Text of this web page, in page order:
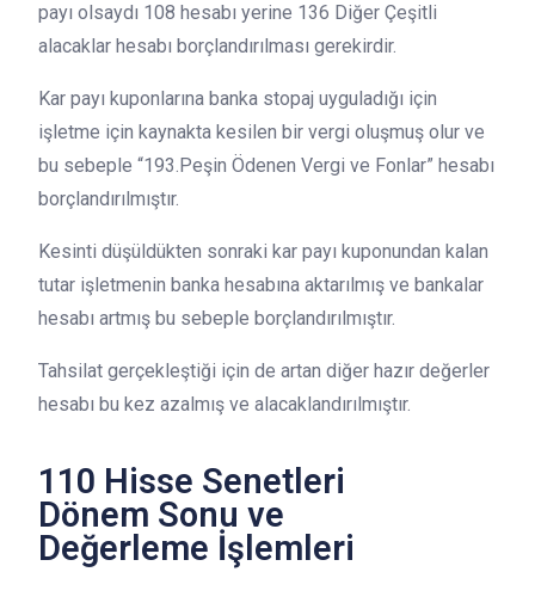
payı olsaydı 108 hesabı yerine 136 Diğer Çeşitli
alacaklar hesabı borçlandırılması gerekirdir.
Kar payı kuponlarına banka stopaj uyguladığı için
işletme için kaynakta kesilen bir vergi oluşmuş olur ve
bu sebeple “193.Peşin Ödenen Vergi ve Fonlar” hesabı
borçlandırılmıştır.
Kesinti düşüldükten sonraki kar payı kuponundan kalan
tutar işletmenin banka hesabına aktarılmış ve bankalar
hesabı artmış bu sebeple borçlandırılmıştır.
Tahsilat gerçekleştiği için de artan diğer hazır değerler
hesabı bu kez azalmış ve alacaklandırılmıştır.
110 Hisse Senetleri
Dönem Sonu ve
Değerleme İşlemleri